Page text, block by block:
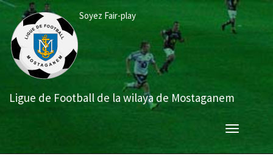
Aller
contenu
principal
Ligue de Football de la wilaya de Mostaganem
Soyez Fair-play
Toggle